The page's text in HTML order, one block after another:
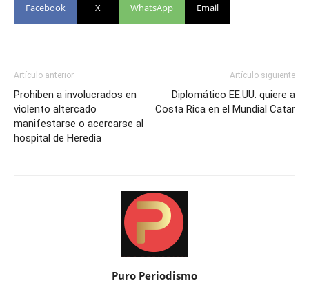
Facebook X WhatsApp Email
Artículo anterior
Prohiben a involucrados en
violento altercado
manifestarse o acercarse al
hospital de Heredia
Artículo siguiente
Diplomático EE.UU. quiere a
Costa Rica en el Mundial Catar
Puro Periodismo